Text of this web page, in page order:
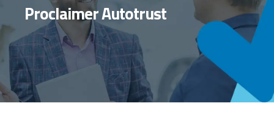
Proclaimer Autotrust